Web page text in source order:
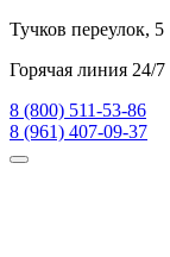
Тучков переулок, 5
Горячая линия 24/7
8 (800) 511-53-86
8 (961) 407-09-37